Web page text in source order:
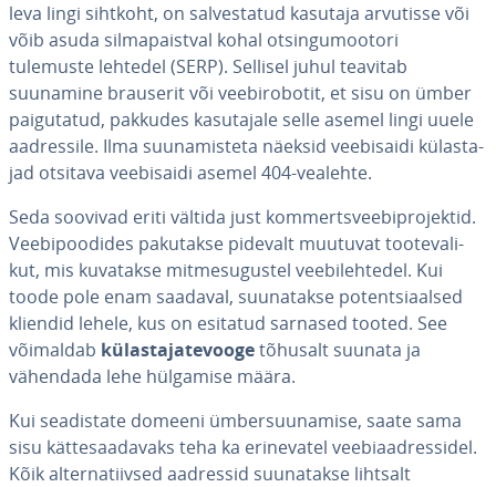
leva lingi sihtkoht, on sal­ves­ta­tud kasutaja arvutisse või
võib asuda sil­ma­paist­val kohal ot­sin­gu­moo­tori
tulemuste lehtedel (SERP). Sellisel juhul teavitab
suunamine brauserit või vee­bi­ro­bo­tit, et sisu on ümber
pai­gu­ta­tud, pakkudes ka­su­tajale selle asemel lingi uuele
aad­res­sile. Ilma suu­na­mis­teta näeksid vee­bi­saidi kü­las­ta­
jad otsitava vee­bi­saidi asemel 404-vealehte.
Seda soovivad eriti vältida just kom­merts­vee­bi­pro­jek­tid.
Vee­bi­poo­di­des pakutakse pidevalt muutuvat too­te­va­li­
kut, mis kuvatakse mit­me­su­gus­tel vee­bi­leh­te­del. Kui
toode pole enam saadaval, suu­na­takse po­tent­siaal­sed
kliendid lehele, kus on esitatud sarnased tooted. See
võimaldab kü­las­ta­ja­te­voogetõhusalt suunata ja
vähendada lehe hülgamise määra.
Kui sea­dis­tate domeeni üm­ber­suu­na­mise, saate sama
sisu kät­te­saa­da­vaks teha ka eri­ne­va­tel vee­biaad­res­si­del.
Kõik al­ter­na­tiiv­sed aadressid suu­na­takse lihtsalt